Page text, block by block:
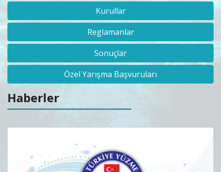
Haberler
Kurullar
Reglamanlar
Sonuçlar
Özel Yarışma Başvuruları